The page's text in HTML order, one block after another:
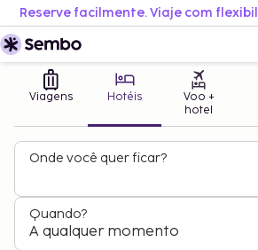
Viagens Hotéis
Voo +
hotel
Onde você quer ficar?
Quando?
A qualquer momento